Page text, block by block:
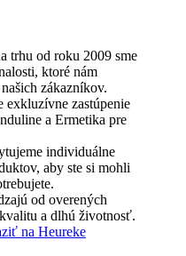
trhu od roku 2009 sme
ktoré nám
zákazníkov.
exkluzívne zastúpenie
a Ermetika pre
individuálne
aby ste si mohli
od overených
a dlhú životnosť.
na Heureke